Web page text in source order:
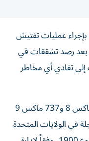
بإجراء عمليات تفتيش
بوينغ 737 ماكس، بعد رصد تشققات في
إلى تفادي أي مخاطر
ويشمل التوجيه الجديد طائرات 737 ماكس 8 و737 ماكس 9
طائرة مسجلة في الولايات المتحدة